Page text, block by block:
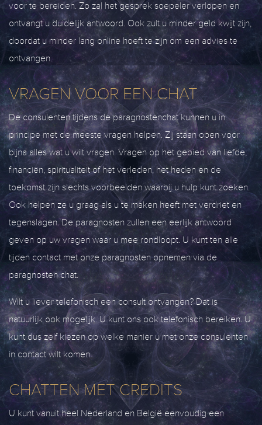
voor te bereiden. Zo zal het gesprek soepeler verlopen en
ontvangt u duidelijk antwoord. Ook zult u minder geld kwijt zijn,
doordat u minder lang online hoeft te zijn om een advies te
ontvangen.
VRAGEN VOOR EEN CHAT
De consulenten tijdens de paragnostenchat kunnen u in
principe met de meeste vragen helpen. Zij staan open voor
bijna alles wat u wilt vragen. Vragen op het gebied van liefde,
financiën, spiritualiteit of het verleden, het heden en de
toekomst zijn slechts voorbeelden waarbij u hulp kunt zoeken.
Ook helpen ze u graag als u te maken heeft met verdriet en
tegenslagen. De paragnosten zullen een eerlijk antwoord
geven op uw vragen waar u mee rondloopt. U kunt ten alle
tijden contact met onze paragnosten opnemen via de
paragnosten chat.
Wilt u liever telefonisch een consult ontvangen? Dat is
natuurlijk ook mogelijk. U kunt ons ook telefonisch bereiken. U
kunt dus zelf kiezen op welke manier u met onze consulenten
in contact wilt komen.
CHATTEN MET CREDITS
U kunt vanuit heel Nederland en België eenvoudig een